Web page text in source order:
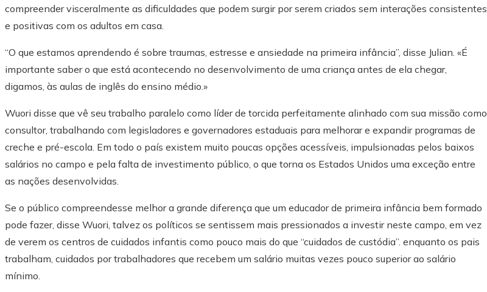
compreender visceralmente as dificuldades que podem surgir por serem criados sem interações consistentes
e positivas com os adultos em casa.
“O que estamos aprendendo é sobre traumas, estresse e ansiedade na primeira infância”, disse Julian. «É
importante saber o que está acontecendo no desenvolvimento de uma criança antes de ela chegar,
digamos, às aulas de inglês do ensino médio.»
Wuori disse que vê seu trabalho paralelo como líder de torcida perfeitamente alinhado com sua missão como
consultor, trabalhando com legisladores e governadores estaduais para melhorar e expandir programas de
creche e pré-escola. Em todo o país existem muito poucas opções acessíveis, impulsionadas pelos baixos
salários no campo e pela falta de investimento público, o que torna os Estados Unidos uma exceção entre
as nações desenvolvidas.
Se o público compreendesse melhor a grande diferença que um educador de primeira infância bem formado
pode fazer, disse Wuori, talvez os políticos se sentissem mais pressionados a investir neste campo, em vez
de verem os centros de cuidados infantis como pouco mais do que “cuidados de custódia”. enquanto os pais
trabalham, cuidados por trabalhadores que recebem um salário muitas vezes pouco superior ao salário
mínimo.